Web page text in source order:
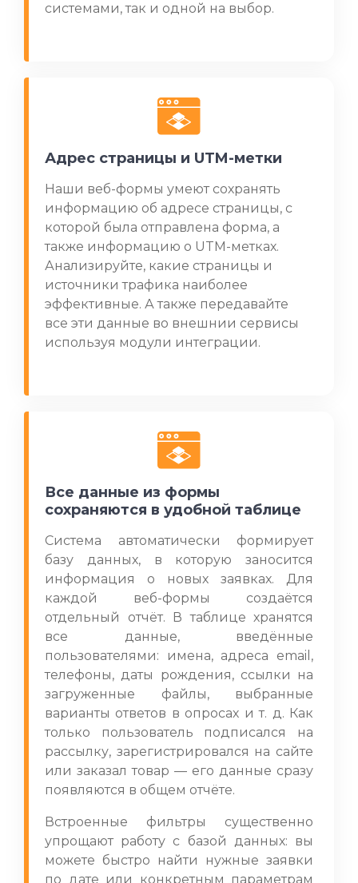
системами, так и одной на выбор.
Адрес страницы и UTM-метки
Наши веб-формы умеют сохранять
информацию об адресе страницы, с
которой была отправлена форма, а
также информацию о UTM-метках.
Анализируйте, какие страницы и
источники трафика наиболее
эффективные. А также передавайте
все эти данные во внешнии сервисы
используя модули интеграции.
Все данные из формы
сохраняются в удобной таблице
Система автоматически формирует
базу данных, в которую заносится
информация о новых заявках. Для
каждой веб-формы создаётся
отдельный отчёт. В таблице хранятся
все данные, введённые
пользователями: имена, адреса email,
телефоны, даты рождения, ссылки на
загруженные файлы, выбранные
варианты ответов в опросах и т. д. Как
только пользователь подписался на
рассылку, зарегистрировался на сайте
или заказал товар — его данные сразу
появляются в общем отчёте.
Встроенные фильтры существенно
упрощают работу с базой данных: вы
можете быстро найти нужные заявки
по дате или конкретным параметрам